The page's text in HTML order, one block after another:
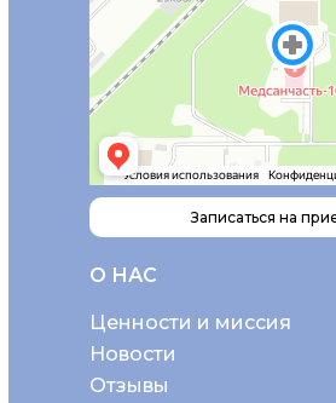
О НАС
Ценности и миссия
Новости
Отзывы
Записаться на